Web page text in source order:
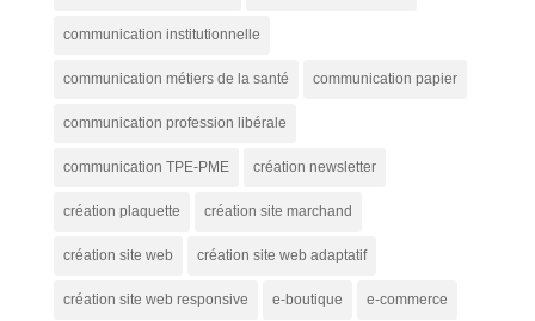
communication institutionnelle
communication métiers de la santé communication papier
communication profession libérale
communication TPE-PME création newsletter
création plaquette création site marchand
création site web création site web adaptatif
création site web responsive e-boutique e-commerce